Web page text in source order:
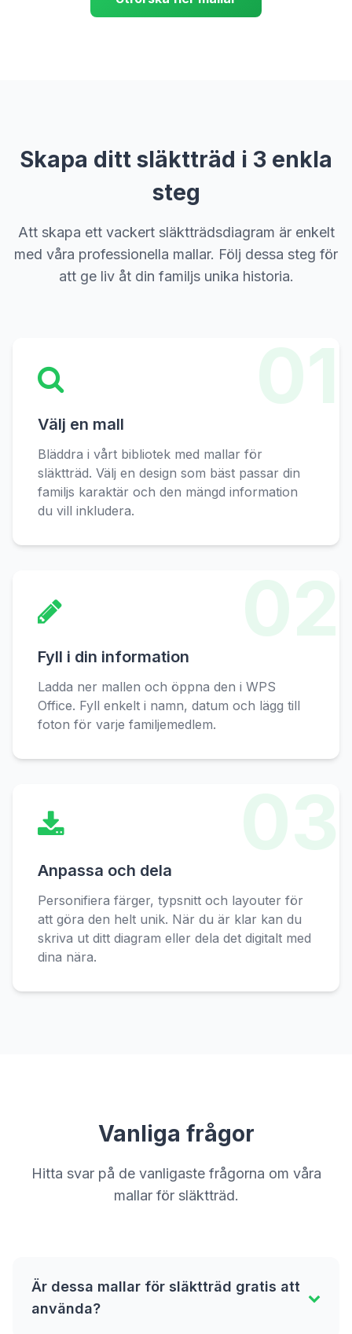
Skapa ditt släktträd i 3 enkla
steg
Att skapa ett vackert släktträdsdiagram är enkelt
med våra professionella mallar. Följ dessa steg för
att ge liv åt din familjs unika historia.
Välj en mall
Bläddra i vårt bibliotek med mallar för
släktträd. Välj en design som bäst passar din
familjs karaktär och den mängd information
du vill inkludera.
Fyll i din information
Ladda ner mallen och öppna den i WPS
Office. Fyll enkelt i namn, datum och lägg till
foton för varje familjemedlem.
Anpassa och dela
Personifiera färger, typsnitt och layouter för
att göra den helt unik. När du är klar kan du
skriva ut ditt diagram eller dela det digitalt med
dina nära.
Vanliga frågor
Hitta svar på de vanligaste frågorna om våra
mallar för släktträd.
Är dessa mallar för släktträd gratis att
använda?